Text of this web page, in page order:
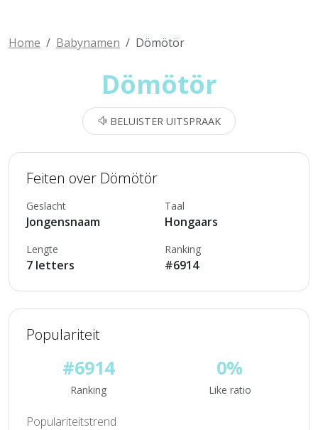
Home Babynamen Dömötör
Dömötör
BELUISTER UITSPRAAK
Feiten over Dömötör
Geslacht
Jongensnaam
Taal
Hongaars
Lengte
7 letters
Ranking
#6914
Populariteit
#6914
Ranking
0%
Like ratio
Populariteitstrend